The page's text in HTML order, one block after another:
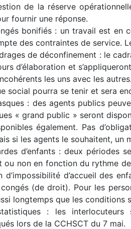
de la réserve
fournir une réponse.
bonifiés : un travail est en
des contraintes de service.
de déconfinement : le
d’élaboration et
les uns avec les autres.
social pourra se tenir et sera
: des agents publics
« grand public » seront
également. Pas
si les agents le souhaitent, un
d’enfants : deux périodes
ou non en fonction du rythme
d’impossibilité d’accueil des
(de droit). Pour les
longtemps que les conditions
: les
lors de la CCHSCT du 7 mai.